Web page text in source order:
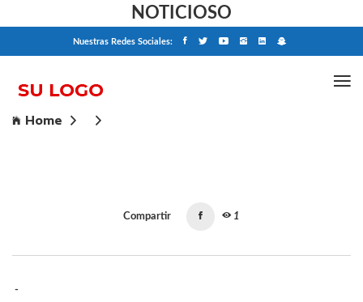
NOTICIOSO
Nuestras Redes Sociales:
Home
Compartir 1
-